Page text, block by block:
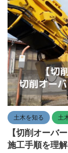
土木を知る 土
【切削オーバ
施工手順を理解